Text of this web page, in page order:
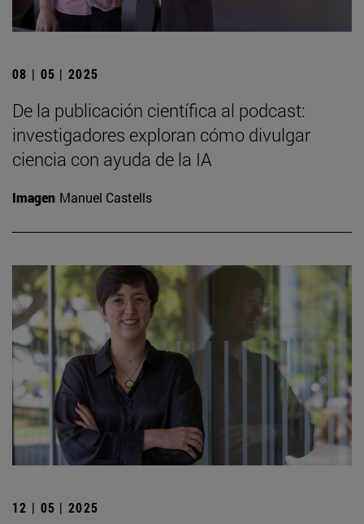
08 | 05 | 2025
De la publicación científica al podcast:
investigadores exploran cómo divulgar
ciencia con ayuda de la IA
Imagen Manuel Castells
12 | 05 | 2025